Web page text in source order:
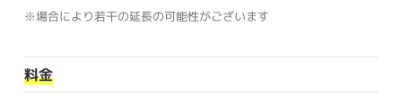
※場合により若干の延長の可能性がございます
料金